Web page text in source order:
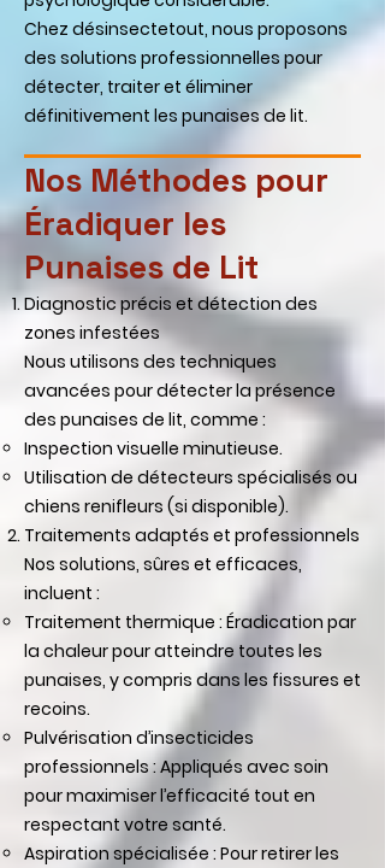
Chez désinsectetout, nous proposons
des solutions professionnelles pour
détecter, traiter et éliminer
définitivement les punaises de lit.
Nos Méthodes pour
Éradiquer les
Punaises de Lit
Diagnostic précis et détection des
zones infestées
Nous utilisons des techniques
avancées pour détecter la présence
des punaises de lit, comme :
Inspection visuelle minutieuse.
Utilisation de détecteurs spécialisés ou
chiens renifleurs (si disponible).
Traitements adaptés et professionnels
Nos solutions, sûres et efficaces,
incluent :
Traitement thermique : Éradication par
la chaleur pour atteindre toutes les
punaises, y compris dans les fissures et
recoins.
Pulvérisation d’insecticides
professionnels : Appliqués avec soin
pour maximiser l’efficacité tout en
respectant votre santé.
Aspiration spécialisée : Pour retirer les